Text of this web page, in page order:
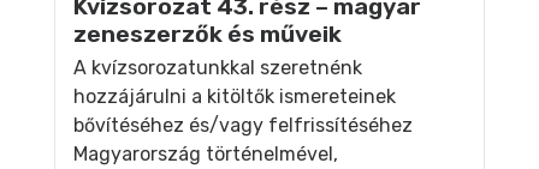
Kvízsorozat 43. rész – magyar
zeneszerzők és műveik
A kvízsorozatunkkal szeretnénk
hozzájárulni a kitöltők ismereteinek
bővítéséhez és/vagy felfrissítéséhez
Magyarország történelmével,